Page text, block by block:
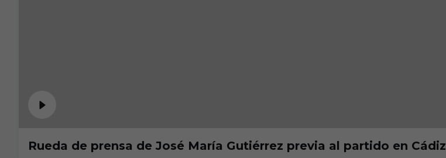
Rueda de prensa de José María Gutiérrez previa al partido en Cádiz